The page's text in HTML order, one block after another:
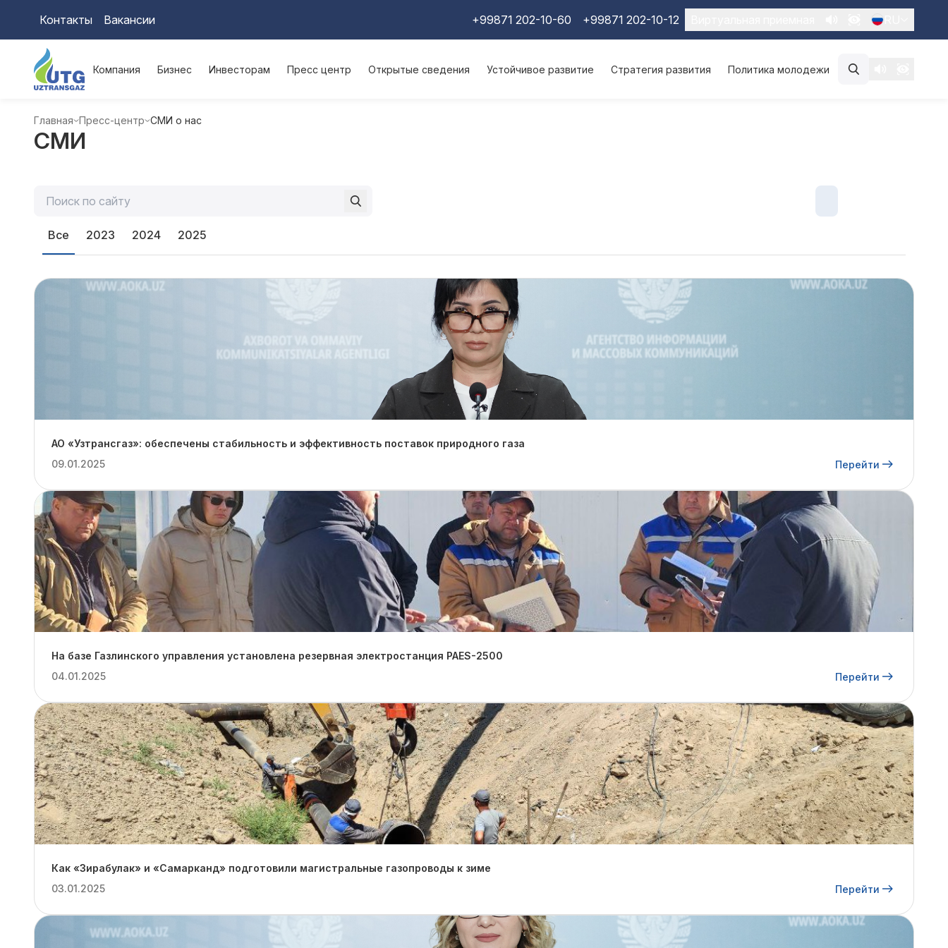
Контакты Вакансии +99871 202-10-60 +99871 202-10-12
Компания Бизнес Инвесторам Пресс центр Открытые сведения Устойчивое развитие Стратегия развития Политика молодежи
Главная Пресс-центр СМИ о нас
СМИ
Все 2023 2024 2025
АО «Узтрансгаз»: обеспечены стабильность и эффективность поставок природного газа
09.01.2025
Перейти
На базе Газлинского управления установлена резервная электростанция PAES-2500
04.01.2025
Перейти
Как «Зирабулак» и «Самарканд» подготовили магистральные газопроводы к зиме
03.01.2025
Перейти